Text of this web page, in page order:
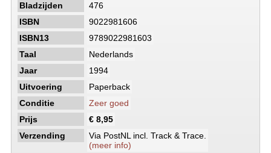
Bladzijden
476
ISBN
9022981606
ISBN13
9789022981603
Taal
Nederlands
Jaar
1994
Uitvoering
Paperback
Conditie
Zeer goed
Prijs
€ 8,95
Verzending
Via PostNL incl. Track & Trace.
(meer info)